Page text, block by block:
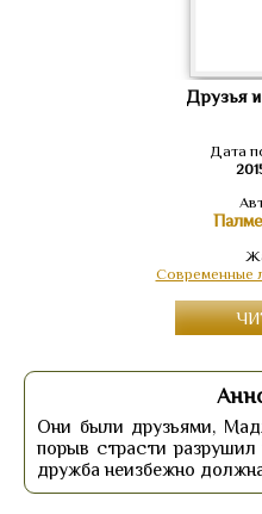
Друзья
Дата
Современные
Они были друзьями,
порыв страсти
дружба неизбежно